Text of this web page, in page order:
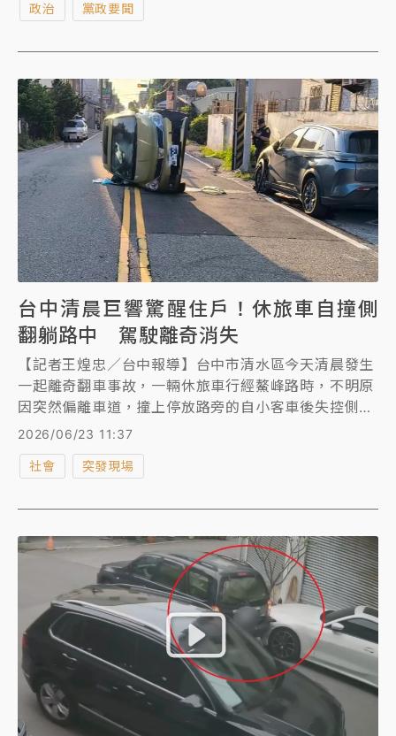
能被徵召，民調還有意義嗎？」對此，陳清龍強調一切
心的吳皇昇也首度發聲，表示未參與任何協調過程，尊
重黨中央及地方黨部機制，盼各方化解分歧，共同為民
眾黨在台中扎根努力。
政治 黨政要聞
台中清晨巨響驚醒住戶！休旅車自撞側
翻躺路中 駕駛離奇消失
【記者王煌忠／台中報導】台中市清水區今天清晨發生
一起離奇翻車事故，一輛休旅車行經鰲峰路時，不明原
因突然偏離車道，撞上停放路旁的自小客車後失控側
翻，車體橫躺在道路中央，而肇事駕駛在事故發生後竟
場處理後，透過監視器畫面迅速掌握44歲陳姓男子身
關違規情事。
2026/06/23 11:37
社會 突發現場